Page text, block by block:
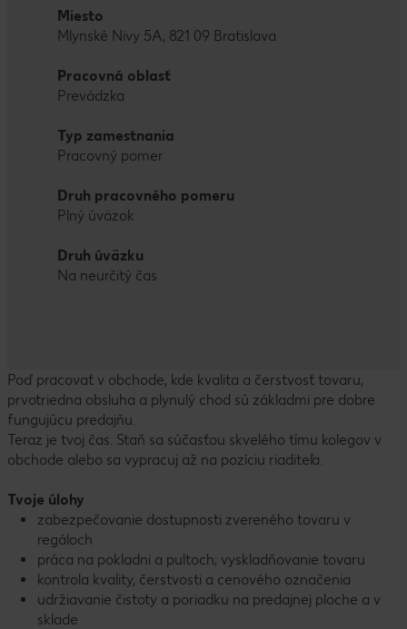
Miesto
Mlynské Nivy 5A, 821 09 Bratislava
Pracovná oblasť
Prevádzka
Typ zamestnania
Pracovný pomer
Druh pracovného pomeru
Plný úväzok
Druh úväzku
Na neurčitý čas
Poď pracovať v obchode, kde kvalita a čerstvosť tovaru,
prvotriedna obsluha a plynulý chod sú základmi pre dobre
fungujúcu predajňu.
Teraz je tvoj čas. Staň sa súčasťou skvelého tímu kolegov v
obchode alebo sa vypracuj až na pozíciu riaditeľa.
Tvoje úlohy
zabezpečovanie dostupnosti zvereného tovaru v
regáloch
práca na pokladni a pultoch; vyskladňovanie tovaru
kontrola kvality, čerstvosti a cenového označenia
udržiavanie čistoty a poriadku na predajnej ploche a v
sklade